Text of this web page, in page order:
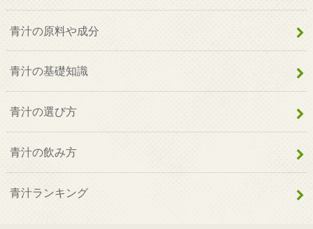
青汁の原料や成分
青汁の基礎知識
青汁の選び方
青汁の飲み方
青汁ランキング